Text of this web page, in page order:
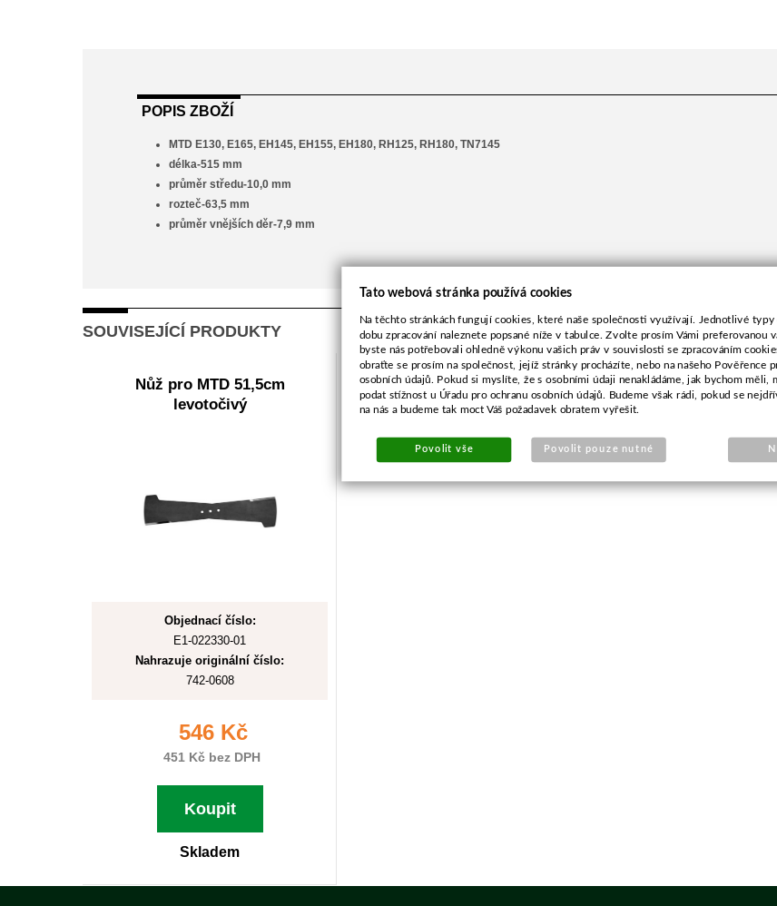
POPIS ZBOŽÍ
MTD E130, E165, EH145, EH155, EH180, RH125, RH180, TN7145
délka-515 mm
průměr středu-10,0 mm
rozteč-63,5 mm
průměr vnějších děr-7,9 mm
SOUVISEJÍCÍ PRODUKTY
Nůž pro MTD 51,5cm
levotočivý
Objednací číslo:
E1-022330-01
Nahrazuje originální číslo:
742-0608
546 Kč
451 Kč bez DPH
Koupit
Skladem
Tato webová stránka používá cookies
Na těchto stránkách fungují cookies, které naše společnosti využívají. Jednotlivé typy
dobu zpracování naleznete popsané níže v tabulce. Zvolte prosím Vámi preferovanou
byste nás potřebovali ohledně výkonu vašich práv v souvislosti se zpracováním
obraťte se prosím na společnost, jejíž stránky procházíte, nebo na našeho Pověřence
osobních údajů. Pokud si myslíte, že s osobními údaji nenakládáme, jak bychom měli,
podat stížnost u Úřadu pro ochranu osobních údajů. Budeme však rádi, pokud se
na nás a budeme tak moct Váš požadavek obratem vyřešit.
Povolit vše Povolit pouze nutné